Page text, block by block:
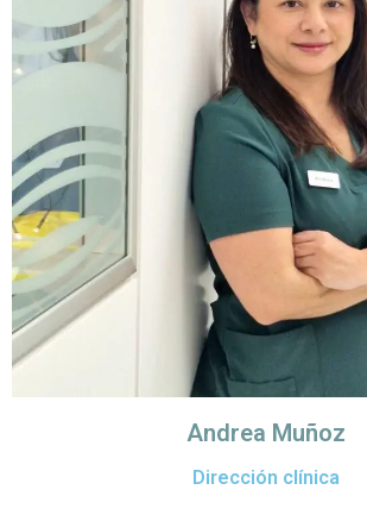
Andrea Muñoz
Dirección clínica